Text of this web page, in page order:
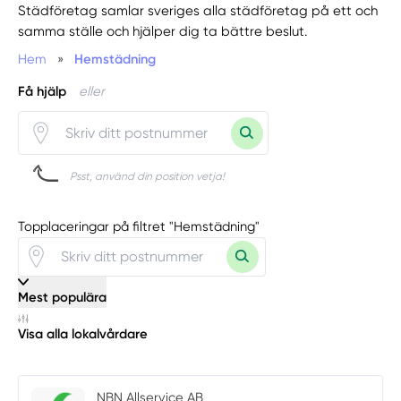
Städföretag samlar sveriges alla städföretag på ett och
samma ställe och hjälper dig ta bättre beslut.
Hem
» Hemstädning
Få hjälp eller
Psst, använd din position vetja!
Topplaceringar på filtret "Hemstädning"
Mest populära
Visa alla lokalvårdare